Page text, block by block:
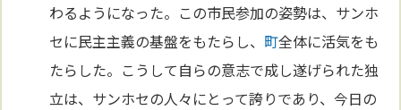
わるようになった。この市民参加の姿勢は、サンホ
セに民主主義の基盤をもたらし、 町全体に活気をも
たらした。こうして自らの意志で成し遂げられた独
立は、サンホセの人々にとって誇りであり、今日の